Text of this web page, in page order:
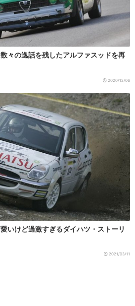
々の逸話を残したアルファスッドを再
2020/12/06
いけど過激すぎるダイハツ・ストーリ
2021/03/11